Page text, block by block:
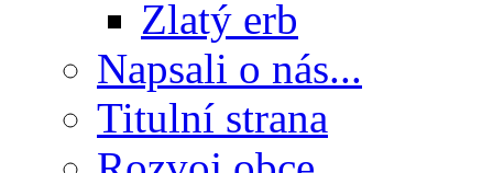
Zlatý erb
Napsali o nás...
Titulní strana